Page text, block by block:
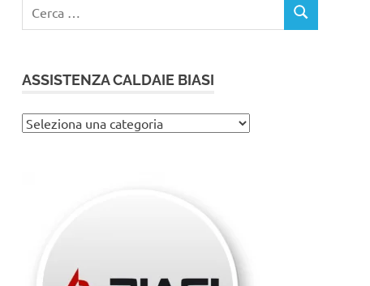
per:
CERCA
ASSISTENZA CALDAIE BIASI
Assistenza